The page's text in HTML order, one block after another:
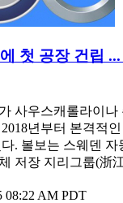
첫 공장 건립
사우스캐롤라이나
년부터 본격적
다. 볼보는 스웨덴
저장 지리그룹(浙
08:22 AM PDT